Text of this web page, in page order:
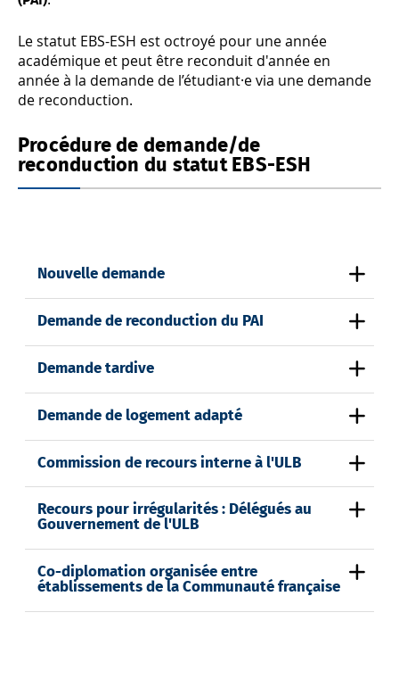
Le statut EBS-ESH est octroyé pour une année
académique et peut être reconduit d'année en
année à la demande de l’étudiant·e via une demande
de reconduction.
Procédure de demande/de
reconduction du statut EBS-ESH
Nouvelle demande
Demande de reconduction du PAI
Demande tardive
Demande de logement adapté
Commission de recours interne à l'ULB
Recours pour irrégularités : Délégués au
Gouvernement de l'ULB
Co-diplomation organisée entre
établissements de la Communauté française